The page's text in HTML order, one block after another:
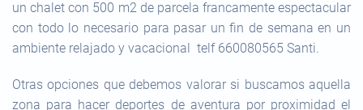
un chalet con 500 m2 de parcela francamente espectacular
con todo lo necesario para pasar un fin de semana en un
ambiente relajado y vacacional telf 660080565 Santi.
Otras opciones que debemos valorar si buscamos aquella
zona para hacer deportes de aventura por proximidad el